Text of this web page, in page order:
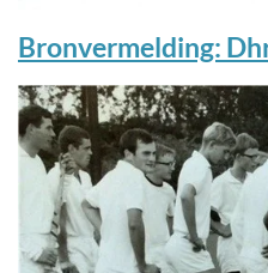
Bronvermelding: